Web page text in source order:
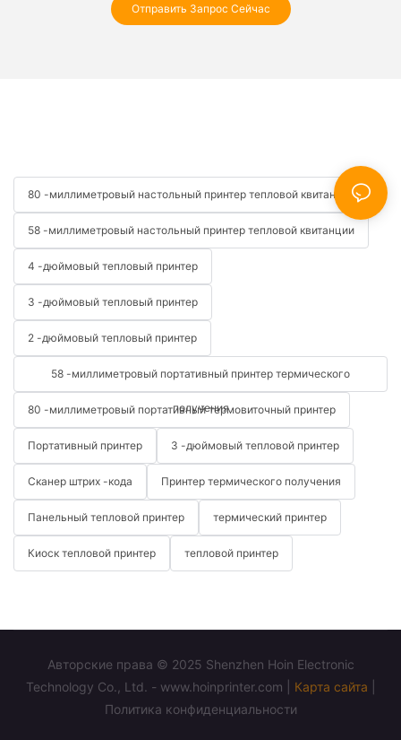
Отправить Запрос Сейчас
80 -миллиметровый настольный принтер тепловой квитанции
58 -миллиметровый настольный принтер тепловой квитанции
4 -дюймовый тепловый принтер
3 -дюймовый тепловый принтер
2 -дюймовый тепловый принтер
58 -миллиметровый портативный принтер термического
получения
80 -миллиметровый портативный термовиточный принтер
Портативный принтер 3 -дюймовый тепловой принтер
Сканер штрих -кода Принтер термического получения
Панельный тепловой принтер термический принтер
Киоск тепловой принтер тепловой принтер
Авторские права © 2025 Shenzhen Hoin Electronic
Technology Co., Ltd. - www.hoinprinter.com |
Карта сайта
Политика конфиденциальности